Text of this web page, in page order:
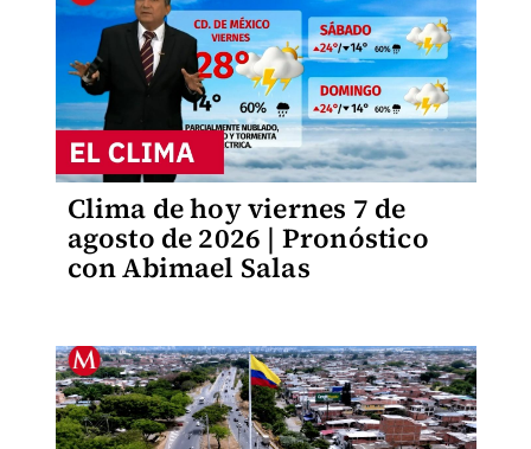
Clima de hoy viernes 7 de
agosto de 2026 | Pronóstico
con Abimael Salas